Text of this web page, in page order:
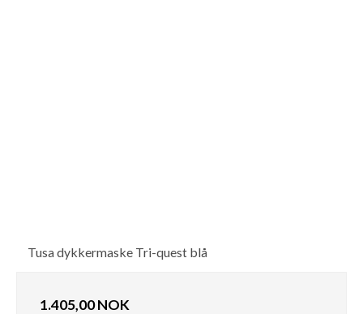
Tusa dykkermaske Tri-quest blå
1.405,00 NOK